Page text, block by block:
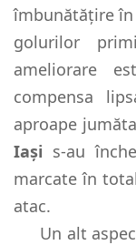
îmbunătățire
golurilor
ameliorare
compensa
aproape
Iași s-au
marcate în
atac.
Un alt